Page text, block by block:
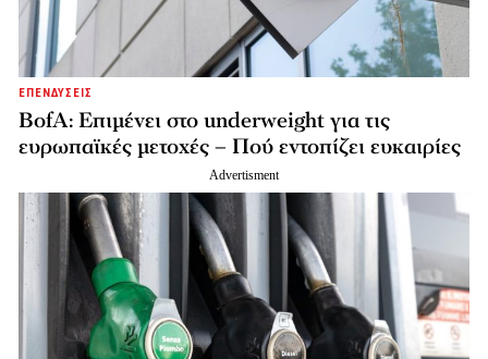
ΕΠΕΝΔΥΣΕΙΣ
BofA: Επιμένει στο underweight για τις
ευρωπαϊκές μετοχές – Πού εντοπίζει ευκαιρίες